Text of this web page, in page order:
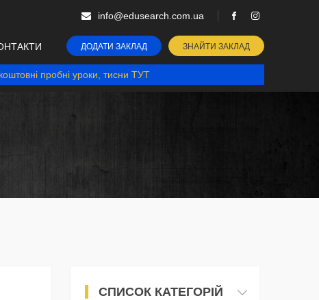
info@edusearch.com.ua
ДОДАТИ ЗАКЛАД ЗНАЙТИ ЗАКЛАД
пробні уроки, тисни ТУТ
СПИСОК КАТЕГОРІЙ